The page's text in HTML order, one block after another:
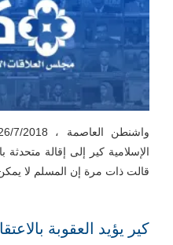
الإسلامية كير إلى إقالة متحدثة
قالت ذات مرة إن المسلم لا يمكن
كير يؤيد العقوبة